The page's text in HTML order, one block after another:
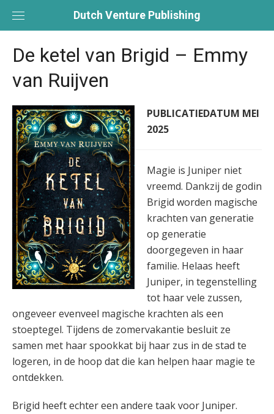
Dutch Venture Publishing
De ketel van Brigid – Emmy
van Ruijven
PUBLICATIEDATUM MEI
2025
Magie is Juniper niet
vreemd. Dankzij de godin
Brigid worden magische
krachten van generatie
op generatie
doorgegeven in haar
familie. Helaas heeft
Juniper, in tegenstelling
tot haar vele zussen,
ongeveer evenveel magische krachten als een
stoeptegel. Tijdens de zomervakantie besluit ze
samen met haar spookkat bij haar zus in de stad te
logeren, in de hoop dat die kan helpen haar magie te
ontdekken.
Brigid heeft echter een andere taak voor Juniper.